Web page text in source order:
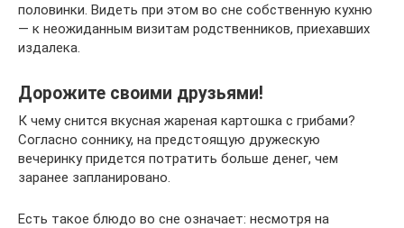
половинки. Видеть при этом во сне собственную кухню
— к неожиданным визитам родственников, приехавших
издалека.
Дорожите своими друзьями!
К чему снится вкусная жареная картошка с грибами?
Согласно соннику, на предстоящую дружескую
вечеринку придется потратить больше денег, чем
заранее запланировано.
Есть такое блюдо во сне означает: несмотря на